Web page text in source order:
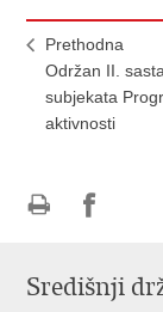
Prethodna
Održan II.
subjekata
aktivnosti
Facebooku
Središnji